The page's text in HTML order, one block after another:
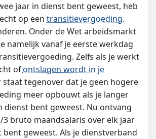
jaar in dienst bent geweest, heb
op een transitievergoeding.
Onder de Wet arbeidsmarkt
namelijk vanaf je eerste werkdag
Zelfs als je werkt
ofontslagen wordt in je
staat tegenover dat je geen hogere
meer opbouwt als je langer
dienst bent geweest. Nu ontvang
3 bruto maandsalaris over elk jaar
bent geweest. Als je dienstverband